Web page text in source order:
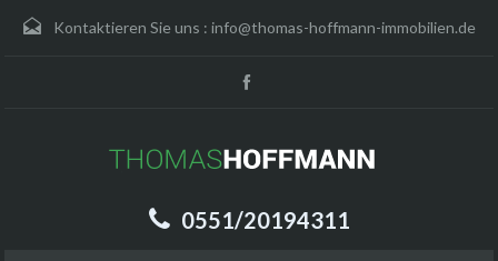
Kontaktieren Sie uns : info@thomas-hoffmann-immobilien.de
0551/20194311